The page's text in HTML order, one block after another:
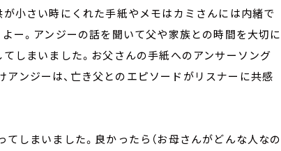
小さい時にくれた手紙やメモはカミさんには内緒で
ー。アンジーの話を聞いて父や家族との時間を大切に
しまいました。お父さんの手紙へのアンサーソング
ンジーは、亡き父とのエピソードがリスナーに共感
しまいました。良かったら（お母さんがどんな人なの